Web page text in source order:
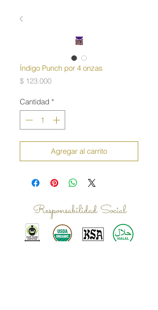
Índigo Punch por 4 onzas
$ 123.000Precio
Cantidad *
Agregar al carrito
Responsabilidad Social